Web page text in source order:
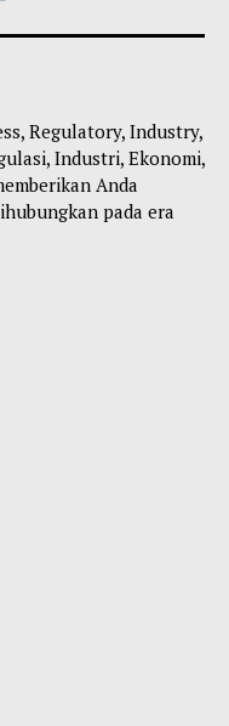
Regulatory, Industry,
Industri, Ekonomi,
Anda
pada era